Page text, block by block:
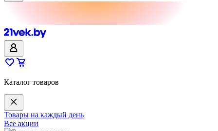
Каталог товаров
Товары на каждый день
Все акции